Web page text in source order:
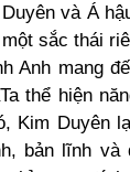
và Á
sắc thái
Anh mang
thể hiện
Kim Duyên
bản lĩnh